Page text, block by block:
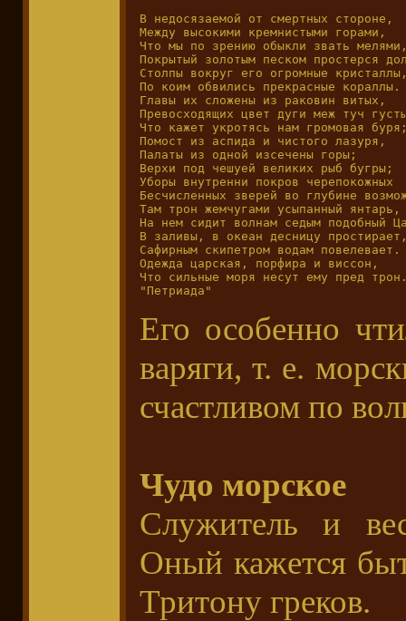
В недосязаемой от смертных стороне,
Между высокими кремнистыми горами,
Что мы по зрению обыкли звать
Покрытый золотым песком простерся
Столпы вокруг его огромные
По коим обвились прекрасные
Главы их сложены из раковин витых,
Превосходящих цвет дуги меж туч
Что кажет укротясь нам громовая
Помост из аспида и чистого лазуря,
Палаты из одной изсечены горы;
Верхи под чешуей великих рыб бугры;
Уборы внутренни покров черепокожных
Бесчисленных зверей во глубине
Там трон жемчугами усыпанный
На нем сидит волнам седым подобный
В заливы, в океан десницу
Сафирным скипетром водам повелевает.
Одежда царская, порфира и виссон,
Что сильные моря несут ему пред
"Петриада"
Его особенно
варяги, т. е.
счастливом по
Чудо морское
Служитель и
Оный кажется
Тритону греков.